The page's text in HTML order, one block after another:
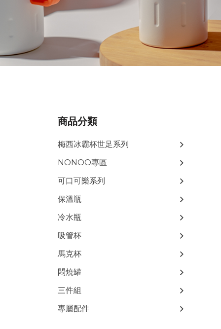
商品分類
梅西冰霸杯世足系列
NONOO專區
可口可樂系列
保溫瓶
冷水瓶
吸管杯
馬克杯
悶燒罐
三件組
專屬配件